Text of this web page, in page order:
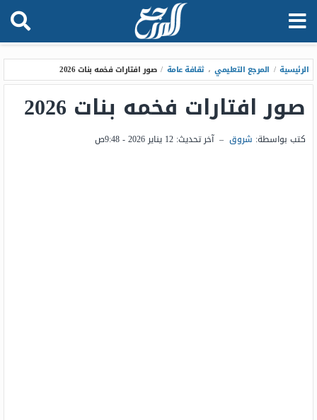
الرئيسية / المرجع التعليمي ، ثقافة عامة / صور افتارات فخمه بنات 2026
صور افتارات فخمه بنات 2026
كتب بواسطة: شروق – آخر تحديث: 12 يناير 2026 - 9:48ص